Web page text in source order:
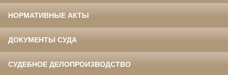
НОРМАТИВНЫЕ АКТЫ
ДОКУМЕНТЫ СУДА
СУДЕБНОЕ ДЕЛОПРОИЗВОДСТВО